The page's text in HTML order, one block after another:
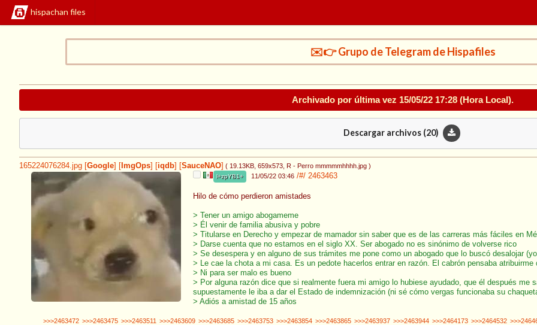
hispachan files
✉️👉 Grupo de Telegram de Hispafiles
Archivado por última vez 15/05/22 17:28 (Hora Local).
Descargar archivos (20)
165224076284.jpg Google ImgOps iqdb SauceNAO ( 19.13KB , 659x573 , R - Perro mmmmmhhhh.jpg )
l+zpYB1+ 11/05/22 03:46 /#/ 2463463
Hilo de cómo perdieron amistades
> Tener un amigo abogameme
> Él venir de familia abusiva y pobre
> Titularse en Derecho y empezar de mamador sin saber que es de las carreras más fáciles en
> Darse cuenta que no estamos en el siglo XX. Ser abogado no es sinónimo de volverse rico
> Se desespera y en alguno de sus trámites me pone como un abogado que lo buscó desalojar
> Le cae la chota a mi casa. Es un pedote hacerlos entrar en razón. El cabrón pensaba atribuirme
> Ni para ser malo es bueno
> Por alguna razón dice que si realmente fuera mi amigo lo hubiese ayudado, que él después me
supuestamente le iba a dar el Estado de indemnización (ni sé cómo vergas funcionaba su
> Adiós a amistad de 15 años
>>>2463472 >>>2463475 >>>2463511 >>>2463609 >>>2463685 >>>2463753 >>>2463854 >>>2463865 >>>2463937 >>>2463944 >>>2464173 >>>2464532